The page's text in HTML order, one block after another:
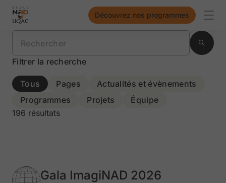
Aller à la page daccueilDécouvrez nos programmes
Filtrer la recherche
Tous Pages
Actualités et évènements
Programmes
Projets
Équipe
196 résultats
Gala ImagiNAD 2026